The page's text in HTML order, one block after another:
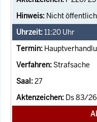
Nicht öffentlich
11:20 Uhr
Strafsache
27
Ds 83/26